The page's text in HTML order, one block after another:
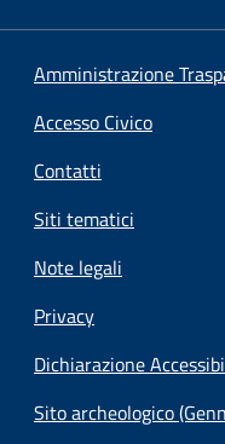
Amministrazione
Accesso Civico
Contatti
Siti tematici
Note legali
Privacy
Dichiarazione
Sito archeologico